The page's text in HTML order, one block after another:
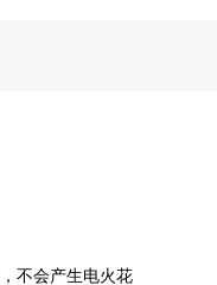
不会产生电火花